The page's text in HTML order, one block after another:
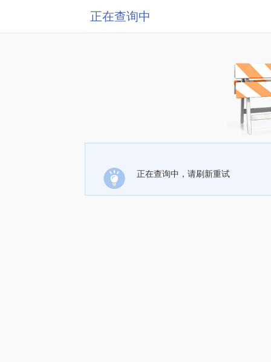
正在查询中
正在查询中，请刷新重试